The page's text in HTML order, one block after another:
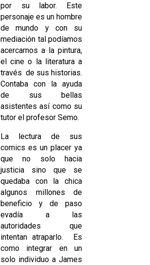
por su labor. Este
personaje es un hombre
de mundo y con su
mediación tal podíamos
acercarnos a la pintura,
el cine o la literatura a
través de sus historias.
Contaba con la ayuda
de sus bellas
asistentes así como su
tutor el profesor Semo.
La lectura de sus
comics es un placer ya
que no solo hacia
justicia sino que se
quedaba con la chica
algunos millones de
beneficio y de paso
evadía a las
autoridades que
intentan atraparlo. Es
como integrar en un
solo individuo a James